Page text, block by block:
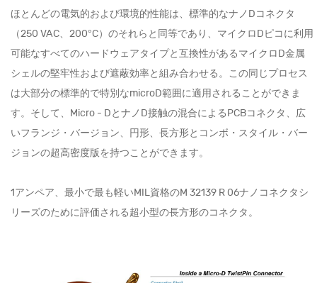
ほとんどの電気的および環境的性能は、標準的なナノDコネクタ
（250 VAC、200°C）のそれらと同等であり、マイクロDピコに利用
可能なすべてのハードウェアタイプと互換性があるマイクロD金属
シェルの堅牢性および遮蔽効率と組み合わせる。この同じプロセス
は大部分の標準的で特別なmicroD範囲に適用されることができま
す。そして、Micro - DとナノD接触の混合によるPCBコネクタ、広
いフランジ・バージョン、円形、長方形とコンボ・スタイル・バー
ジョンの超高密度版を持つことができます。
1アンペア、最小で最も軽いMIL資格のM 32139 R 06ナノコネクタシ
リーズのために評価される超小型の長方形のコネクタ。